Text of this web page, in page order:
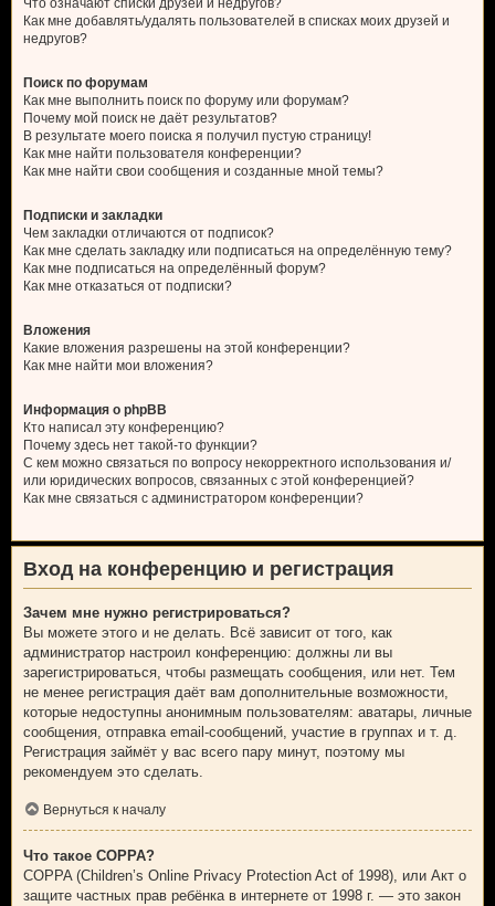
Как мне добавлять/удалять пользователей в списках моих друзей и
недругов?
Поиск по форумам
Как мне выполнить поиск по форуму или форумам?
Почему мой поиск не даёт результатов?
В результате моего поиска я получил пустую страницу!
Как мне найти пользователя конференции?
Как мне найти свои сообщения и созданные мной темы?
Подписки и закладки
Чем закладки отличаются от подписок?
Как мне сделать закладку или подписаться на определённую тему?
Как мне подписаться на определённый форум?
Как мне отказаться от подписки?
Вложения
Какие вложения разрешены на этой конференции?
Как мне найти мои вложения?
Информация о phpBB
Кто написал эту конференцию?
Почему здесь нет такой-то функции?
С кем можно связаться по вопросу некорректного использования и/
или юридических вопросов, связанных с этой конференцией?
Как мне связаться с администратором конференции?
Вход на конференцию и регистрация
Зачем мне нужно регистрироваться?
Вы можете этого и не делать. Всё зависит от того, как
администратор настроил конференцию: должны ли вы
зарегистрироваться, чтобы размещать сообщения, или нет. Тем
не менее регистрация даёт вам дополнительные возможности,
которые недоступны анонимным пользователям: аватары, личные
сообщения, отправка email-сообщений, участие в группах и т. д.
Регистрация займёт у вас всего пару минут, поэтому мы
рекомендуем это сделать.
Вернуться к началу
Что такое COPPA?
COPPA (Children’s Online Privacy Protection Act of 1998), или Акт о
защите частных прав ребёнка в интернете от 1998 г. — это закон